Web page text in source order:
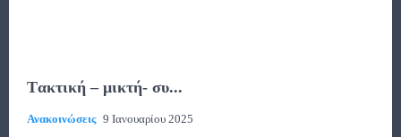
Tακτική – μικτή- συ...
Ανακοινώσεις 9 Ιανουαρίου 2025